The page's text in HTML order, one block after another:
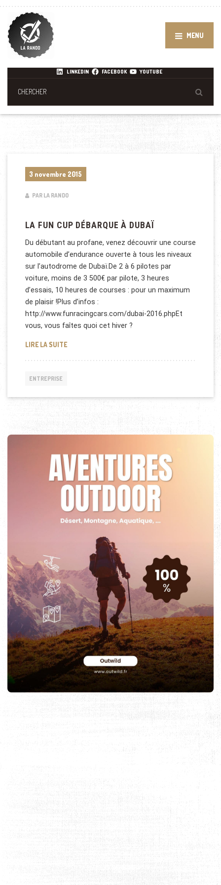
MENU
LINKEDIN FACEBOOK YOUTUBE
3 novembre 2015
PAR LA RANDO
LA FUN CUP DÉBARQUE À DUBAÏ
Du débutant au profane, venez découvrir une course
automobile d’endurance ouverte à tous les niveaux
sur l’autodrome de Dubaï.De 2 à 6 pilotes par
voiture, moins de 3 500€ par pilote, 3 heures
d’essais, 10 heures de courses : pour un maximum
de plaisir !Plus d’infos :
http://www.funracingcars.com/dubai-2016.phpEt
vous, vous faîtes quoi cet hiver ?
LIRE LA SUITELA FUN CUP DÉBARQUE À DUBAÏ
ENTREPRISE